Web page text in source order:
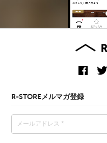
R-STOREメルマガ登録